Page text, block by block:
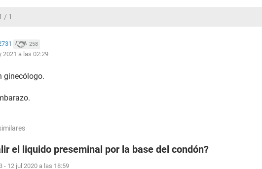
/ 1
258
2021 a las 02:29
ginecólogo.
el liquido preseminal por la base del condón?
- 12 jul 2020 a las 18:59